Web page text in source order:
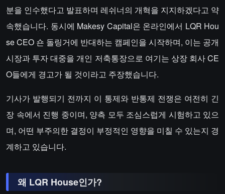
분을 인수했다고 발표하며 레쉬너의 개혁을 지지하겠다고 약
속했습니다. 동시에 Makesy Capital은 온라인에서 LQR Hou
se CEO 숀 돌링거에 반대하는 캠페인을 시작하며, 이는 공개
시장과 투자 대중을 개인 저축통장으로 여기는 상장 회사 CE
O들에게 경고가 될 것이라고 주장했습니다.
기사가 발행되기 전까지 이 통제와 반통제 전쟁은 여전히 긴
장 속에서 진행 중이며, 양측 모두 조심스럽게 시험하고 있으
며, 어떤 부주의한 결정이 부정적인 영향을 미칠 수 있는지 경
계하고 있습니다.
왜 LQR House인가?